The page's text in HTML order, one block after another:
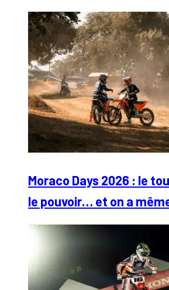
Moraco Days 2026 : le
le pouvoir… et on a